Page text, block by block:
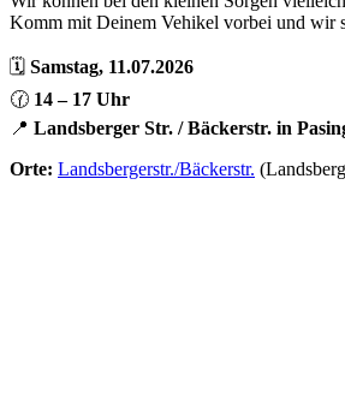
Komm mit Deinem Vehikel vorbei und wir
🗓️ Samstag, 11.07.2026
🕜 14 – 17 Uhr
📍 Landsberger Str. / Bäckerstr. in
Orte: Landsbergerstr./Bäckerstr.